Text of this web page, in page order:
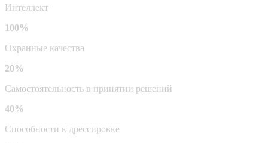
Интеллект
100%
Охранные качества
20%
Самостоятельность в принятии решений
40%
Способности к дрессировке